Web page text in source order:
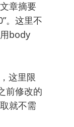
章摘要
。这里不
body
这里限
前修改的
就不需